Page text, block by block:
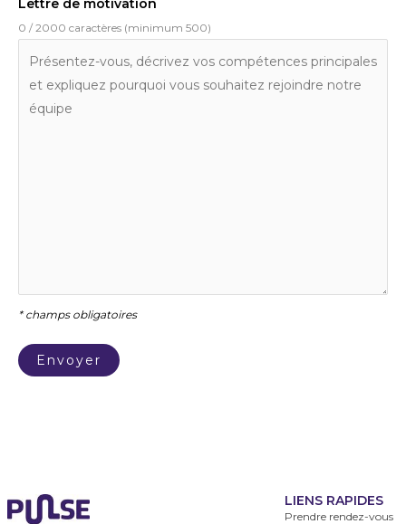
Lettre de motivation
0 / 2000 caractères (minimum 500)
* champs obligatoires
LIENS RAPIDES
Prendre rendez-vous